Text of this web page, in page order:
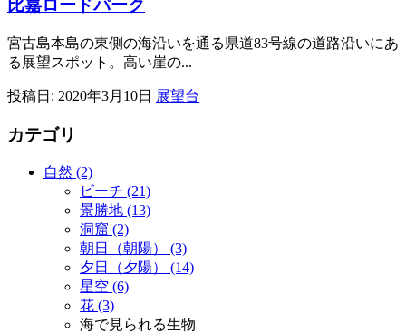
比嘉ロードパーク
宮古島本島の東側の海沿いを通る県道83号線の道路沿いにあ
る展望スポット。高い崖の...
投稿日: 2020年3月10日 展望台
カテゴリ
自然 (2)
ビーチ (21)
景勝地 (13)
洞窟 (2)
朝日（朝陽） (3)
夕日（夕陽） (14)
星空 (6)
花 (3)
海で見られる生物